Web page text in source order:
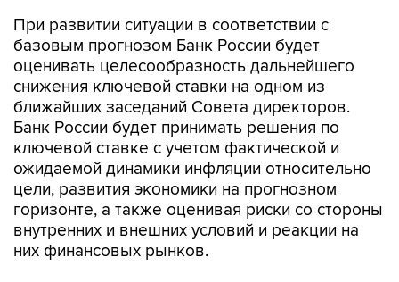
При развитии ситуации в соответствии с
базовым прогнозом Банк России будет
оценивать целесообразность дальнейшего
снижения ключевой ставки на одном из
ближайших заседаний Совета директоров.
Банк России будет принимать решения по
ключевой ставке с учетом фактической и
ожидаемой динамики инфляции относительно
цели, развития экономики на прогнозном
горизонте, а также оценивая риски со стороны
внутренних и внешних условий и реакции на
них финансовых рынков.